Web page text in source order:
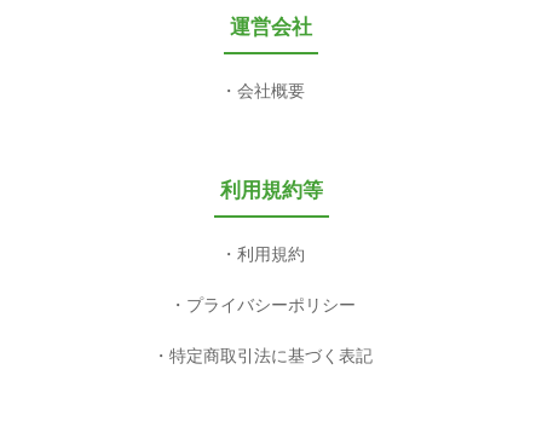
運営会社
会社概要
利用規約等
利用規約
プライバシーポリシー
特定商取引法に基づく表記